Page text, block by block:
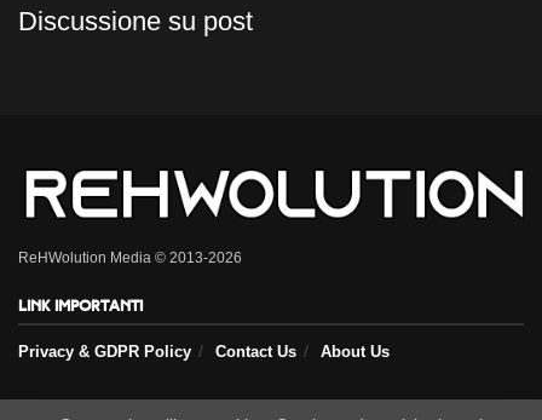
Discussione su post
ReHWolution Media © 2013-2026
Link importanti
Privacy & GDPR Policy Contact Us About Us